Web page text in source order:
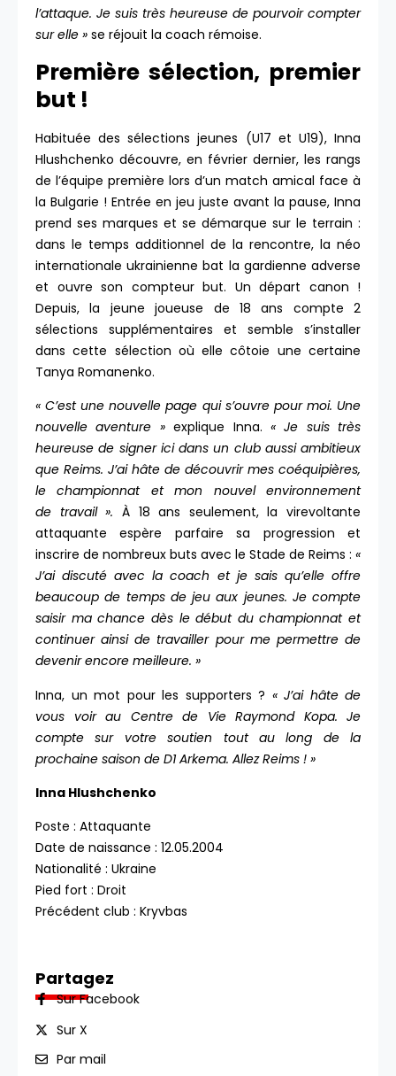
l’attaque. Je suis très heureuse de pourvoir compter
sur elle » se réjouit la coach rémoise.
Première sélection, premier
but !
Habituée des sélections jeunes (U17 et U19), Inna
Hlushchenko découvre, en février dernier, les rangs
de l’équipe première lors d’un match amical face à
la Bulgarie ! Entrée en jeu juste avant la pause, Inna
prend ses marques et se démarque sur le terrain :
dans le temps additionnel de la rencontre, la néo
internationale ukrainienne bat la gardienne adverse
et ouvre son compteur but. Un départ canon !
Depuis, la jeune joueuse de 18 ans compte 2
sélections supplémentaires et semble s’installer
dans cette sélection où elle côtoie une certaine
Tanya Romanenko.
« C’est une nouvelle page qui s’ouvre pour moi. Une
nouvelle aventure »explique Inna. « Je suis très
heureuse de signer ici dans un club aussi ambitieux
que Reims. J’ai hâte de découvrir mes coéquipières,
le championnat et mon nouvel environnement
de travail ». À 18 ans seulement, la virevoltante
attaquante espère parfaire sa progression et
inscrire de nombreux buts avec le Stade de Reims : «
J’ai discuté avec la coach et je sais qu’elle offre
beaucoup de temps de jeu aux jeunes. Je compte
saisir ma chance dès le début du championnat et
continuer ainsi de travailler pour me permettre de
devenir encore meilleure. »
Inna, un mot pour les supporters ? « J’ai hâte de
vous voir au Centre de Vie Raymond Kopa. Je
compte sur votre soutien tout au long de la
prochaine saison de D1 Arkema. Allez Reims ! »
Inna Hlushchenko
Poste : Attaquante
Date de naissance : 12.05.2004
Nationalité : Ukraine
Pied fort : Droit
Précédent club : Kryvbas
Partagez
Sur Facebook
Sur X
Par mail